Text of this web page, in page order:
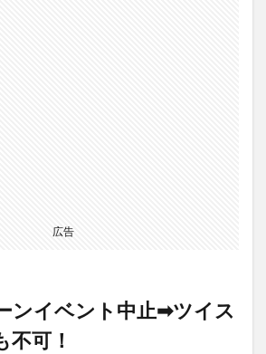
広告
ンイベント中止➡ツイス
不可！